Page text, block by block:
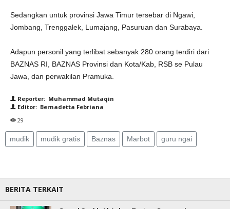
Sedangkan untuk provinsi Jawa Timur tersebar di Ngawi,
Jombang, Trenggalek, Lumajang, Pasuruan dan Surabaya.
Adapun personil yang terlibat sebanyak 280 orang terdiri dari
BAZNAS RI, BAZNAS Provinsi dan Kota/Kab, RSB se Pulau
Jawa, dan perwakilan Pramuka.
Reporter: Muhammad Mutaqin
Editor: Bernadetta Febriana
29
mudik mudik gratis Baznas Marbot guru ngai
BERITA TERKAIT